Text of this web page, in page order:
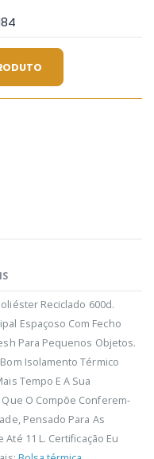
Reciclado 600d.
Espaçoso Com Fecho
Para Pequenos Objetos.
Isolamento Térmico
Tempo E A Sua
O Compõe Conferem-
Pensado Para As
11 L. Certificação Eu